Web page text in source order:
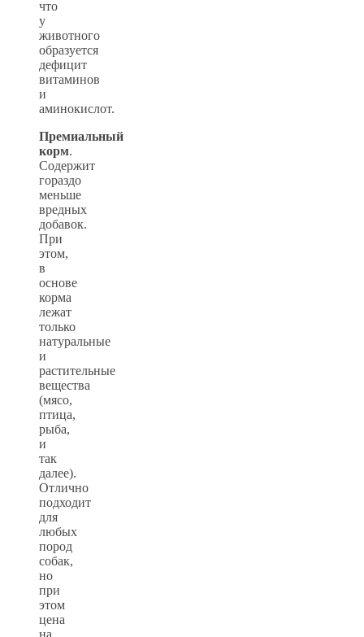
что
у
животного
образуется
дефицит
витаминов
и
аминокислот.
Премиальный
корм.
Содержит
гораздо
меньше
вредных
добавок.
При
этом,
в
основе
корма
лежат
только
натуральные
и
растительные
вещества
(мясо,
птица,
рыба,
и
так
далее).
Отлично
подходит
для
любых
пород
собак,
но
при
этом
цена
на